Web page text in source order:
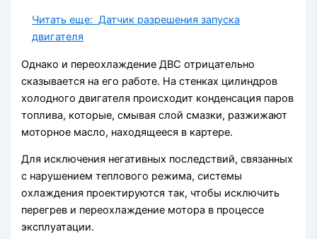
Читать еще: Датчик разрешения запуска
двигателя
Однако и переохлаждение ДВС отрицательно
сказывается на его работе. На стенках цилиндров
холодного двигателя происходит конденсация паров
топлива, которые, смывая слой смазки, разжижают
моторное масло, находящееся в картере.
Для исключения негативных последствий, связанных
с нарушением теплового режима, системы
охлаждения проектируются так, чтобы исключить
перегрев и переохлаждение мотора в процессе
эксплуатации.